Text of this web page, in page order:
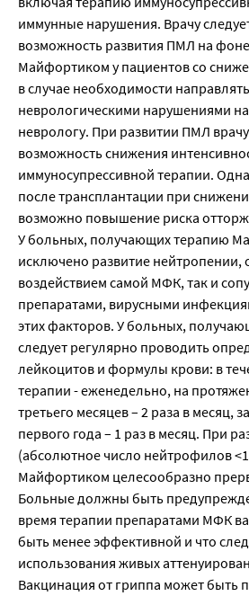
иммунные нарушения. Врачу
возможность развития ПМЛ на
Майфортиком у пациентов со
в случае необходимости
неврологическими нарушениями
неврологу. При развитии ПМЛ
возможность снижения
иммуносупрессивной терапии.
после трансплантации при
возможно повышение риска
У больных, получающих терапию
исключено развитие нейтропении,
воздействием самой МФК, так и
препаратами, вирусными
этих факторов. У больных,
следует регулярно проводить
лейкоцитов и формулы крови: в
терапии - еженедельно, на
третьего месяцев – 2 раза в месяц,
первого года – 1 раз в месяц. При
(абсолютное число нейтрофилов
Майфортиком целесообразно
Больные должны быть
время терапии препаратами МФК
быть менее эффективной и что
использования живых
Вакцинация от гриппа может быть